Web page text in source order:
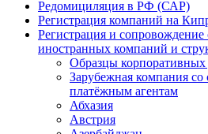
Редомициляция в РФ (САР)
Регистрация компаний на
Регистрация и
иностранных компаний и
Образцы корпоративных
Зарубежная компания
платёжным агентам
Абхазия
Австрия